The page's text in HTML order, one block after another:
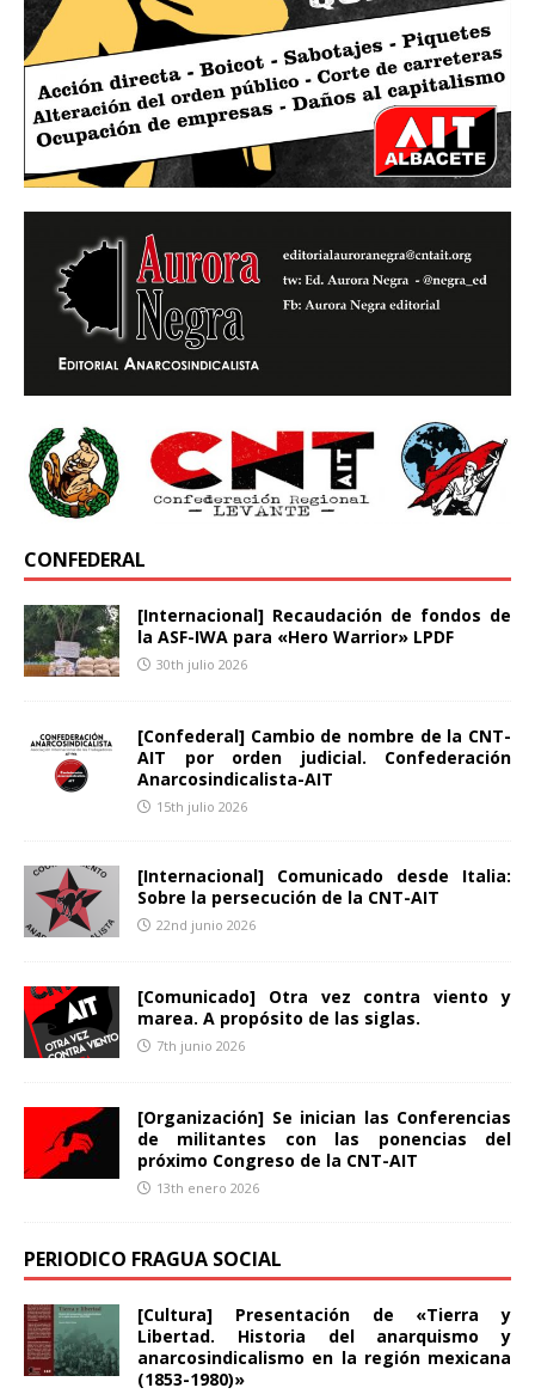
CONFEDERAL
[Internacional] Recaudación de fondos de
la ASF-IWA para «Hero Warrior» LPDF
30th julio 2026
[Confederal] Cambio de nombre de la CNT-
AIT por orden judicial. Confederación
Anarcosindicalista-AIT
15th julio 2026
[Internacional] Comunicado desde Italia:
Sobre la persecución de la CNT-AIT
22nd junio 2026
[Comunicado] Otra vez contra viento y
marea. A propósito de las siglas.
7th junio 2026
[Organización] Se inician las Conferencias
de militantes con las ponencias del
próximo Congreso de la CNT-AIT
13th enero 2026
PERIODICO FRAGUA SOCIAL
[Cultura] Presentación de «Tierra y
Libertad. Historia del anarquismo y
anarcosindicalismo en la región mexicana
(1853-1980)»